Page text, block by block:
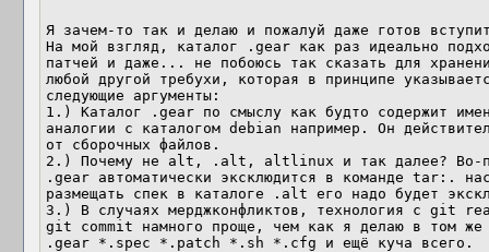
Я зачем-то так и делаю и пожалуй даже готов
На мой взгляд, каталог .gear как раз идеально
патчей и даже... не побоюсь так сказать для
любой другой требухи, которая в принципе
следующие аргументы:
1.) Каталог .gear по смыслу как будто содержит
аналогии с каталогом debian например. Он
от сборочных файлов.
2.) Почему не alt, .alt, altlinux и так далее? Во-
.gear автоматически эксклюдится в команде tar:.
размещать спек в каталоге .alt его надо будет
3.) В случаях мерджконфликтов, технология с git
git commit намного проще, чем как я делаю в том
.gear *.spec *.patch *.sh *.cfg и ещё куча всего.